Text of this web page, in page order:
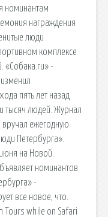
номинантам
награждения
люди
комплексе
«Собака.ru» -
пять лет назад
тысяч людей. Журнал
ежегодную
Петербурга».
на Новой.
номинантов
-
все новое, что.
Tours while on Safari